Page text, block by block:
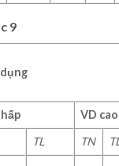
9
VD cao
TL TN